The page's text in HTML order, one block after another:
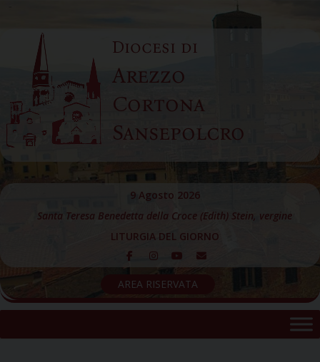
content
Diocesi di
Arezzo
Cortona
Sansepolcro
9 Agosto 2026
Santa Teresa Benedetta della Croce (Edith) Stein, vergine
LITURGIA DEL GIORNO
AREA RISERVATA